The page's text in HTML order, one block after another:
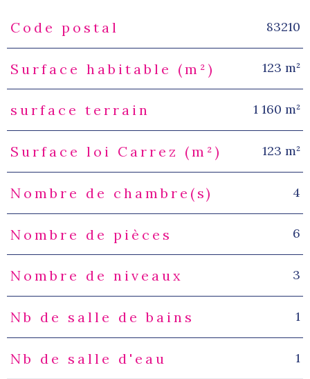
Caractéristiques
Code postal 83210
Surface habitable (m²) 123 m²
surface terrain 1 160 m²
Surface loi Carrez (m²) 123 m²
Nombre de chambre(s) 4
Nombre de pièces 6
Nombre de niveaux 3
Nb de salle de bains 1
Nb de salle d'eau 1